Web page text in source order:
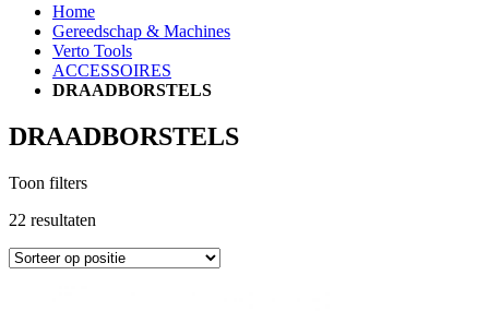
Home
Gereedschap & Machines
Verto Tools
ACCESSOIRES
DRAADBORSTELS
DRAADBORSTELS
Toon filters
22 resultaten